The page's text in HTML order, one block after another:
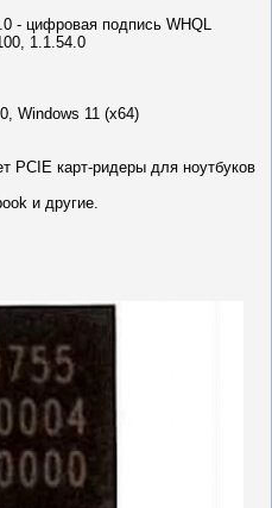
- цифровая подпись WHQL
1.1.54.0
Windows 11 (x64)
PCIE карт-ридеры для ноутбуков
и другие.